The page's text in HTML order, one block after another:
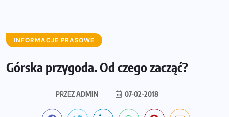
INFORMACJE PRASOWE
Górska przygoda. Od czego zacząć?
PRZEZADMIN 07-02-2018